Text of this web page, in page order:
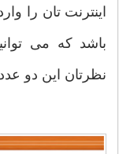
باشد که می
نظرتان این دو